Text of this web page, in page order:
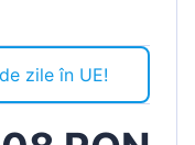
zile în UE!